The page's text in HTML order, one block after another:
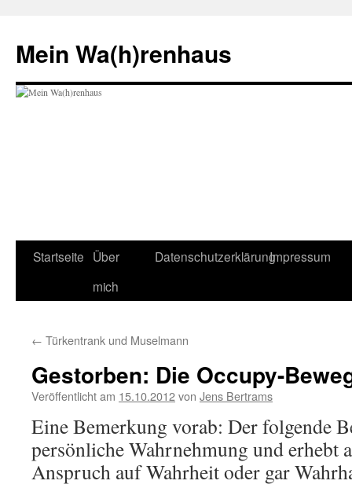
springen
Mein Wa(h)renhaus
Startseite Über
mich
DatenschutzerklärungImpressum
← Türkentrank und Muselmann
Gestorben: Die Occupy-
Veröffentlicht am 15.10.2012von Jens Bertrams
Eine Bemerkung vorab: Der folgende
persönliche Wahrnehmung und erhebt
Anspruch auf Wahrheit oder gar